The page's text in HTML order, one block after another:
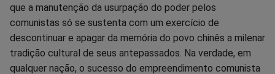
que a manutenção da usurpação do poder pelos
comunistas só se sustenta com um exercício de
descontinuar e apagar da memória do povo chinês a milenar
tradição cultural de seus antepassados. Na verdade, em
qualquer nação, o sucesso do empreendimento comunista